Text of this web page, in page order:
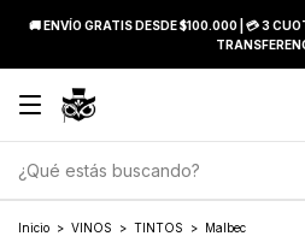
🚚 ENVÍO GRATIS DESDE $100.000 | 💳 3
Inicio > VINOS > TINTOS > Malbec